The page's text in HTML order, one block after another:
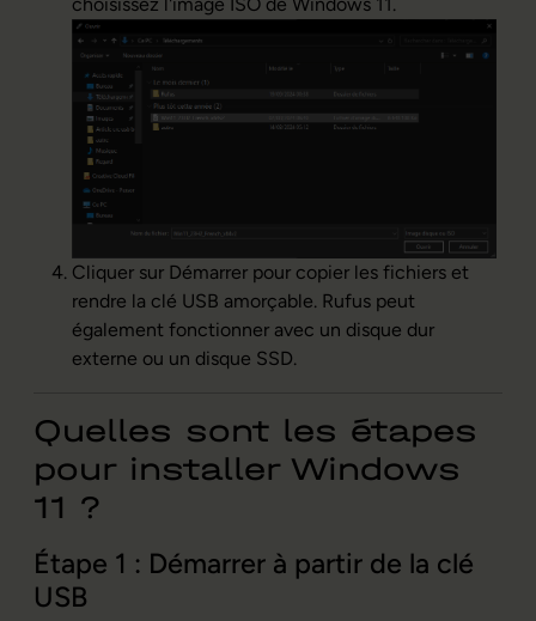
Cliquer sur Démarrer pour copier les fichiers et
rendre la clé USB amorçable. Rufus peut
également fonctionner avec un disque dur
externe ou un disque SSD.
Quelles sont les étapes
pour installer Windows
11 ?
Étape 1 : Démarrer à partir de la clé
USB